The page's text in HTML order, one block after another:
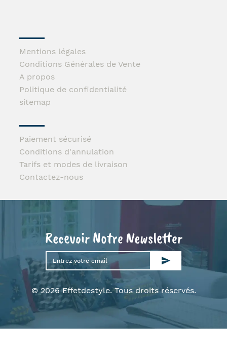
Mentions légales
Conditions Générales de Vente
A propos
Politique de confidentialité
sitemap
Paiement sécurisé
Conditions d'annulation
Tarifs et modes de livraison
Contactez-nous
Recevoir Notre Newsletter
© 2026 Effetdestyle. Tous droits réservés.